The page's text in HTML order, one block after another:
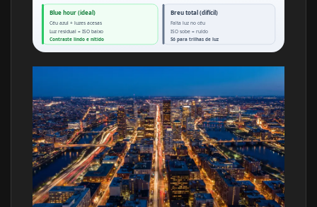
Blue hour (ideal)
Céu azul + luzes acesas
Luz residual = ISO baixo
Contraste lindo e nítido
Breu total (difícil)
Falta luz no céu
ISO sobe = ruído
Só para trilhas de luz